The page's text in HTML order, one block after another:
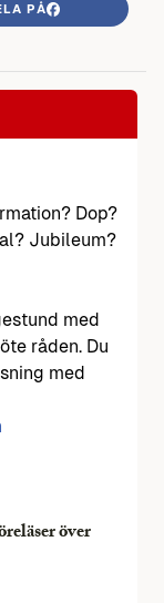
PÅ
Dop?
Jubileum?
med
råden. Du
med
över